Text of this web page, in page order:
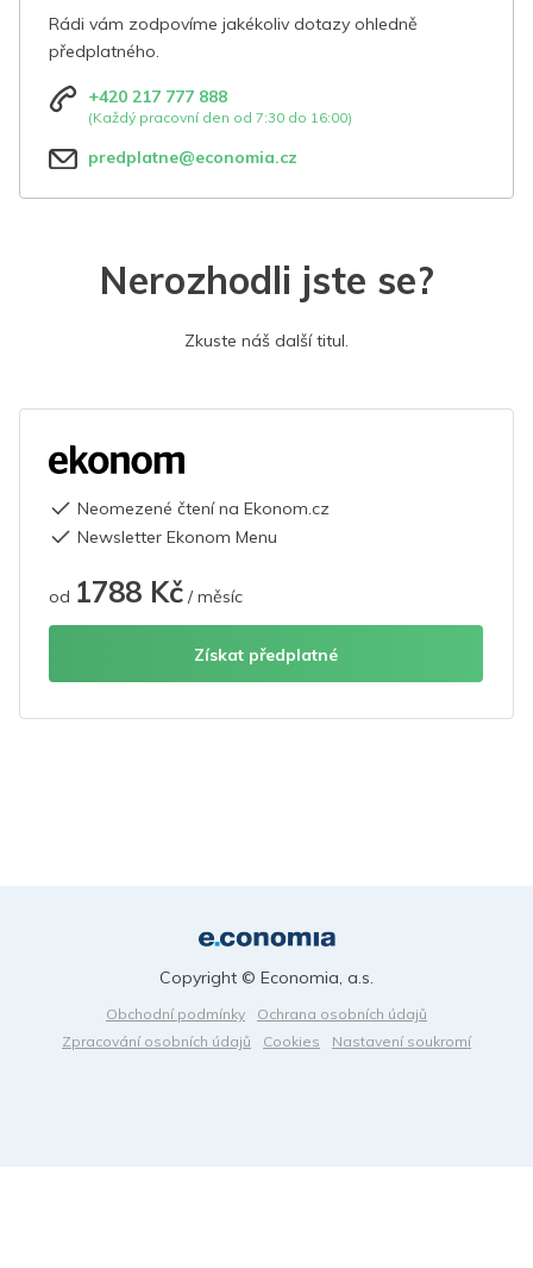
Rádi vám zodpovíme jakékoliv dotazy ohledně
předplatného.
+420 217 777 888
(Každý pracovní den od 7:30 do 16:00)
predplatne@economia.cz
Nerozhodli jste se?
Zkuste náš další titul.
Neomezené čtení na Ekonom.cz
Newsletter Ekonom Menu
od 1788 Kč / měsíc
Získat předplatné
Obchodní podmínky
Ochrana osobních údajů
Zpracování osobních údajů
Cookies Nastavení soukromí
Copyright © Economia, a.s.